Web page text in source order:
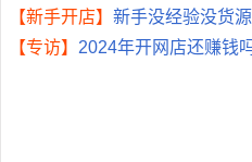
【新手开店】 新手没经验没货
【专访】 2024年开网店还赚钱